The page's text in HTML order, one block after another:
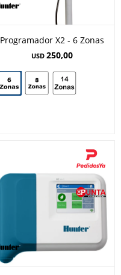
Programador X2 - 6 Zonas
USD 250,00